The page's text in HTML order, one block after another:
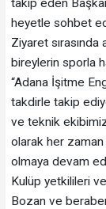
takip eden
heyetle sohbet
Ziyaret
bireylerin sporla
“Adana İşitme
takdirle takip
ve teknik
olarak her zaman
olmaya devam
Kulüp yetkilileri
Bozan ve